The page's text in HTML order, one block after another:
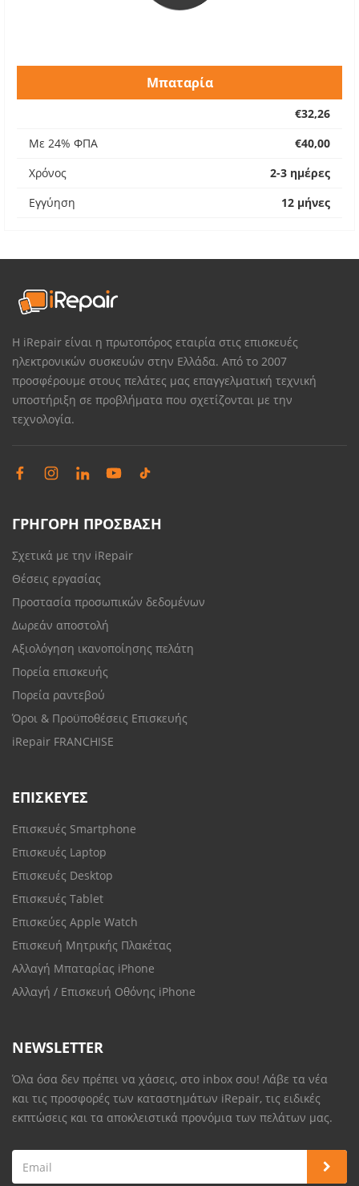
Μπαταρία
€32,26
Με 24% ΦΠΑ
€40,00
Χρόνος
2-3 ημέρες
Εγγύηση
12 μήνες
Η iRepair είναι η πρωτοπόρος εταιρία στις επισκευές
ηλεκτρονικών συσκευών στην Ελλάδα. Από το 2007
προσφέρουμε στους πελάτες μας επαγγελματική τεχνική
υποστήριξη σε προβλήματα που σχετίζονται με την
τεχνολογία.
ΓΡΗΓΟΡΗ ΠΡΟΣΒΑΣΗ
Σχετικά με την iRepair
Θέσεις εργασίας
Προστασία προσωπικών δεδομένων
Δωρεάν αποστολή
Αξιολόγηση ικανοποίησης πελάτη
Πορεία επισκευής
Πορεία ραντεβού
Όροι & Προϋποθέσεις Επισκευής
iRepair FRANCHISE
ΕΠΙΣΚΕΥΈΣ
Επισκευές Smartphone
Επισκευές Laptop
Επισκευές Desktop
Επισκευές Tablet
Επισκεύες Apple Watch
Επισκευή Μητρικής Πλακέτας
Αλλαγή Μπαταρίας iPhone
Αλλαγή / Επισκευή Οθόνης iPhone
NEWSLETTER
Όλα όσα δεν πρέπει να χάσεις, στο inbox σου! Λάβε τα νέα
και τις προσφορές των καταστημάτων iRepair, τις ειδικές
εκπτώσεις και τα αποκλειστικά προνόμια των πελάτων μας.